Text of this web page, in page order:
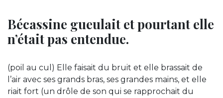
Bécassine gueulait et pourtant elle
n’était pas entendue.
(poil au cul) Elle faisait du bruit et elle brassait de
l’air avec ses grands bras, ses grandes mains, et elle
riait fort (un drôle de son qui se rapprochait du